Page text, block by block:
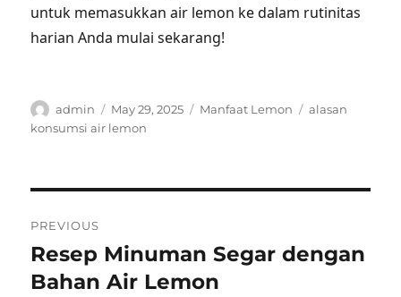
untuk memasukkan air lemon ke dalam rutinitas
harian Anda mulai sekarang!
Author
admin
Posted
on
May 29, 2025 Categories
Manfaat Lemon Tags
alasan
konsumsi air lemon
navigation
PREVIOUS
Previous
post:
Resep Minuman Segar dengan
Bahan Air Lemon